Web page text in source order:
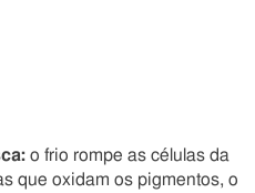
o frio rompe as células da
que oxidam os pigmentos, o